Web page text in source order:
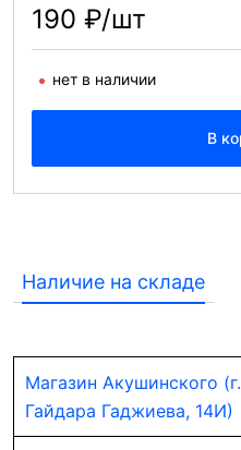
190 ₽/шт
нет в наличии
В
Наличие на складе
Магазин Акушинского
Гайдара Гаджиева, 14И)